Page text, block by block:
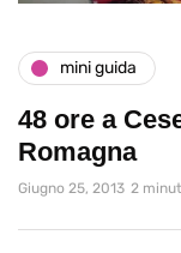
mini guida
48 ore a
Romagna
Giugno 25, 2013 2